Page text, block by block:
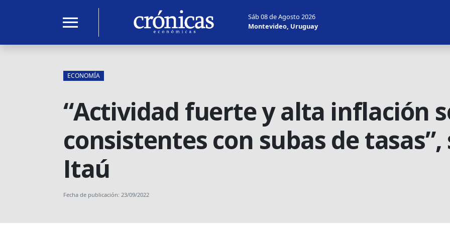
menu
Sáb 08 de Agosto 2026
Montevideo, Uruguay
ECONOMÍA
“Actividad fuerte y alta inflación
consistentes con subas de
Itaú
Fecha de publicación: 23/09/2022